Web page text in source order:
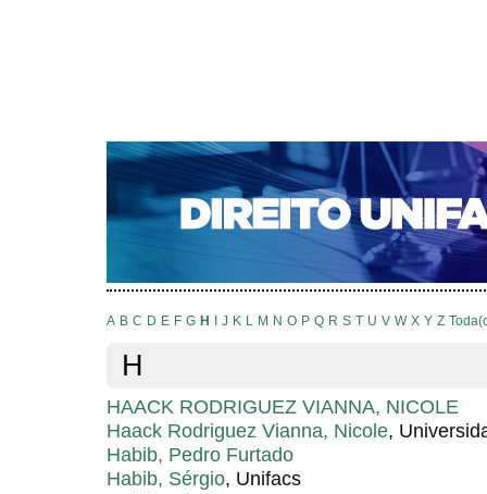
CAPA SOBRE ACESSO CADASTRO
NOTÍCIAS
EDIÇÕES DE Nº 1 A 100 WEBMAIL
Capa>Pesquisa> Índice de autores
Índice de autores
A B C D E F G H J K L M N O P Q R S T U V W X Y Z
H
HAACK RODRIGUEZ VIANNA, NICOLE
Haack Rodriguez Vianna, Nicole,
Habib, Pedro Furtado
Habib, Sérgio, Unifacs